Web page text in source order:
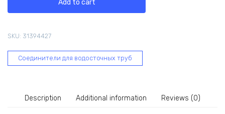
графит
064
Add to cart
SKU: 31394427
Соединители для водосточных труб
Description Additional information Reviews (0)